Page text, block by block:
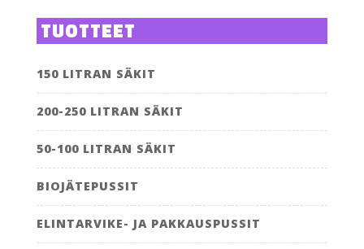
TUOTTEET
150 LITRAN SÄKIT
200-250 LITRAN SÄKIT
50-100 LITRAN SÄKIT
BIOJÄTEPUSSIT
ELINTARVIKE- JA PAKKAUSPUSSIT